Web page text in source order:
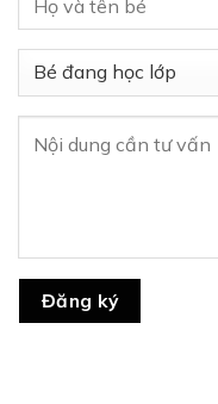
Đăng ký